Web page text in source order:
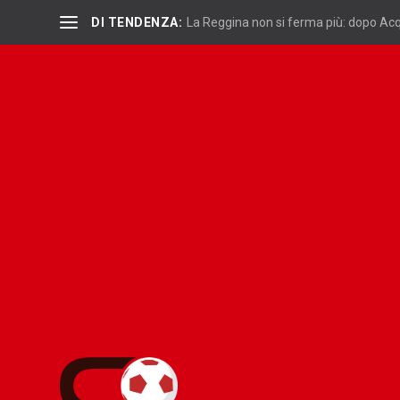
DI TENDENZA: La Reggina non si ferma più: dopo